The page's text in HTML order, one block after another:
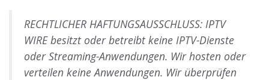
RECHTLICHER HAFTUNGSAUSSCHLUSS: IPTV
WIRE besitzt oder betreibt keine IPTV-Dienste
oder Streaming-Anwendungen. Wir hosten oder
verteilen keine Anwendungen. Wir überprüfen